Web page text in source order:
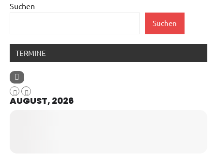
Suchen
Suchen
TERMINE
AUGUST, 2026